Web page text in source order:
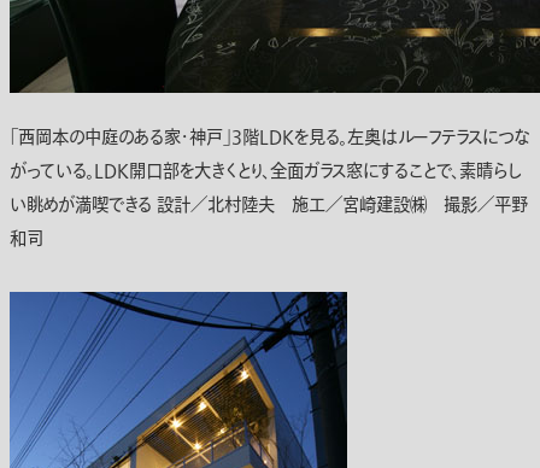
「西岡本の中庭のある家・神戸」3階LDKを見る。左奥はルーフテラスにつな
がっている。LDK開口部を大きくとり、全面ガラス窓にすることで、素晴らし
い眺めが満喫できる 設計／北村陸夫 施工／宮崎建設㈱ 撮影／平野
和司